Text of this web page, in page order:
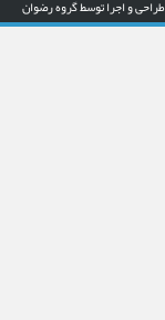
طراحی و اجرا توسط گروه رضوان